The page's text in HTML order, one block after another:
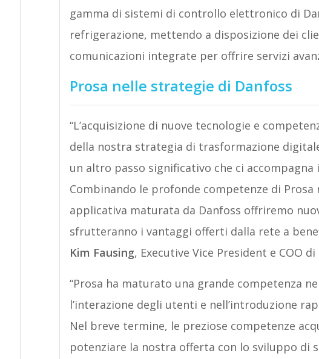
gamma di sistemi di controllo elettronico di
refrigerazione, mettendo a disposizione dei
comunicazioni integrate per offrire servizi
Prosa nelle strategie di Danfoss
“L’acquisizione di nuove tecnologie e
della nostra strategia di trasformazione
un altro passo significativo che ci
Combinando le profonde competenze di Prosa
applicativa maturata da Danfoss offriremo
sfrutteranno i vantaggi offerti dalla rete a
Kim Fausing, Executive Vice President e COO di
“Prosa ha maturato una grande competenza
l’interazione degli utenti e nell’introduzione
Nel breve termine, le preziose competenze
potenziare la nostra offerta con lo sviluppo di